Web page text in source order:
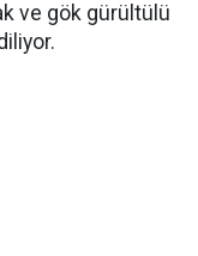
ve gök gürültülü